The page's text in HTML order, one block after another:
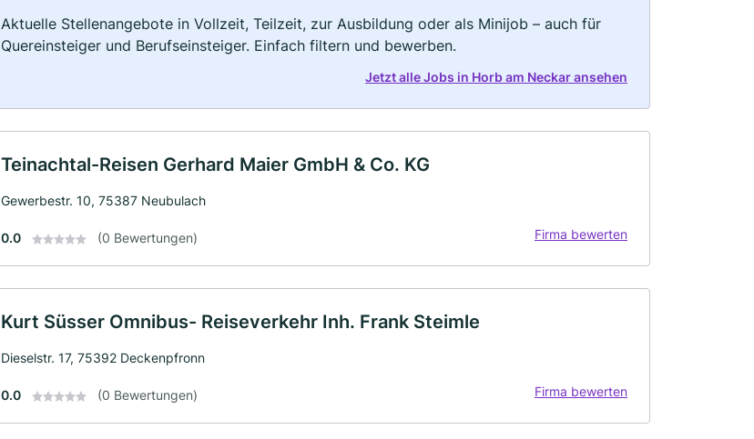
Aktuelle Stellenangebote in Vollzeit, Teilzeit, zur Ausbildung oder als Minijob – auch für
Quereinsteiger und Berufseinsteiger. Einfach filtern und bewerben.
Jetzt alle Jobs in Horb am Neckar ansehen
Teinachtal-Reisen Gerhard Maier GmbH & Co. KG
Gewerbestr. 10, 75387 Neubulach
0.0 (0 Bewertungen) Firma bewerten
Kurt Süsser Omnibus- Reiseverkehr Inh. Frank Steimle
Dieselstr. 17, 75392 Deckenpfronn
0.0 (0 Bewertungen) Firma bewerten